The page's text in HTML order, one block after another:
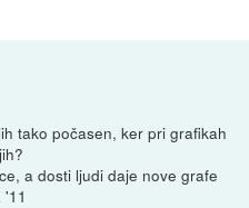
tako počasen, ker pri grafikah
a dosti ljudi daje nove grafe